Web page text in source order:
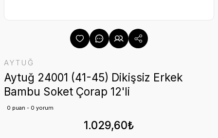
AYTUĞ
Aytuğ 24001 (41-45) Dikişsiz Erkek
Bambu Soket Çorap 12'li
0 puan - 0 yorum
1.029,60₺